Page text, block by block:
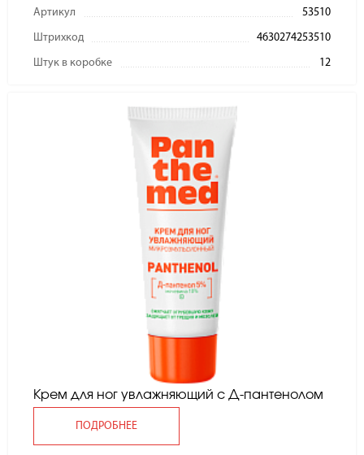
Артикул 53510
Штрихкод 4630274253510
Штук в коробке 12
Крем для ног увлажняющий с Д-пантенолом
ПОДРОБНЕЕ